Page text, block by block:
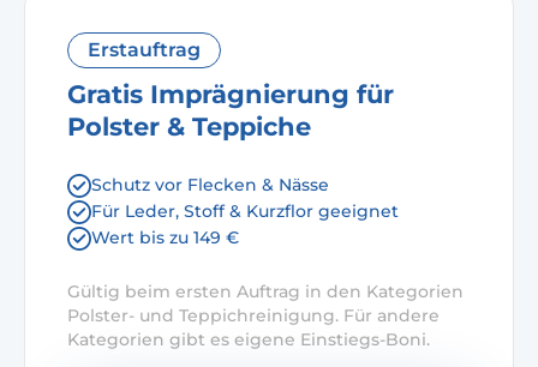
Erstauftrag
Gratis Imprägnierung für
Polster & Teppiche
Schutz vor Flecken & Nässe
Für Leder, Stoff & Kurzflor geeignet
Wert bis zu 149 €
Gültig beim ersten Auftrag in den Kategorien
Polster- und Teppichreinigung. Für andere
Kategorien gibt es eigene Einstiegs-Boni.